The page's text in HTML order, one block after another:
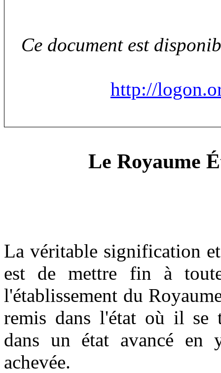
Ce document est
http://
Le Royaume
La véritable signification
est de mettre fin à
l'établissement du
remis dans l'état où il se
dans un état avancé en
achevée.